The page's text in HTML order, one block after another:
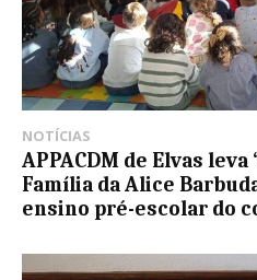
NOTÍCIAS
APPACDM de Elvas
Família da Alice
ensino pré-escolar do